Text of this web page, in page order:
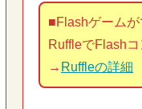
■Flashゲーム
RuffleでFlashコ
→ Ruffleの詳細